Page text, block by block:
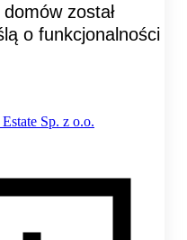
został
o funkcjonalności
Sp. z o.o.